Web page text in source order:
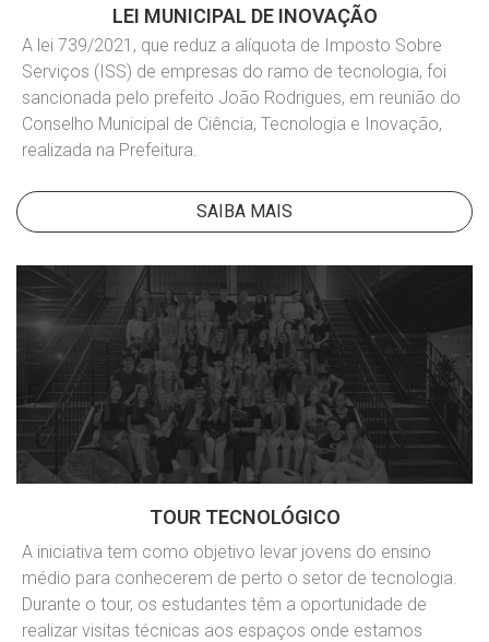
LEI MUNICIPAL DE INOVAÇÃO
A lei 739/2021, que reduz a alíquota de Imposto Sobre
Serviços (ISS) de empresas do ramo de tecnologia, foi
sancionada pelo prefeito João Rodrigues, em reunião do
Conselho Municipal de Ciência, Tecnologia e Inovação,
realizada na Prefeitura.
SAIBA MAIS
TOUR TECNOLÓGICO
A iniciativa tem como objetivo levar jovens do ensino
médio para conhecerem de perto o setor de tecnologia.
Durante o tour, os estudantes têm a oportunidade de
realizar visitas técnicas aos espaços onde estamos